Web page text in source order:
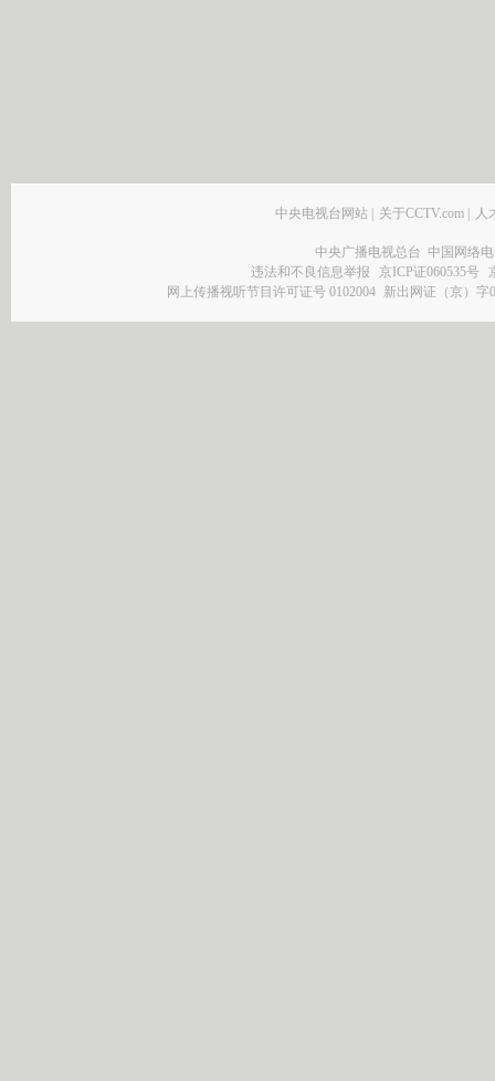
中央电视台网站 | 关于CCTV.com | 人
中央广播电视总台 中国网络
违法和不良信息举报
京ICP证060535号
网上传播视听节目许可证号 0102004 新出网证（京）